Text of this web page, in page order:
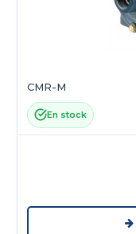
CMR-M
En stock